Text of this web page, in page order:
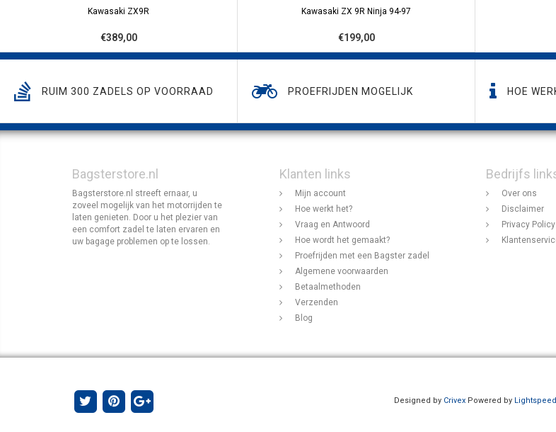
Kawasaki ZX9R
€389,00
Kawasaki ZX 9R Ninja 94-97
€199,00
RUIM 300 ZADELS OP VOORRAAD PROEFRIJDEN MOGELIJK HOE
Bagsterstore.nl
Bagsterstore.nl streeft ernaar, u
zoveel mogelijk van het motorrijden te
laten genieten. Door u het plezier van
een comfort zadel te laten ervaren en
uw bagage problemen op te lossen.
Klanten links
Mijn account
Hoe werkt het?
Vraag en Antwoord
Hoe wordt het gemaakt?
Proefrijden met een Bagster zadel
Algemene voorwaarden
Betaalmethoden
Verzenden
Blog
Bedrijfs
Over ons
Disclaimer
Privacy Policy
Designed by Crivex Powered by Lightspeed